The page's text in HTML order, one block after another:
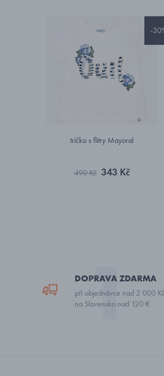
-
tričko s flitry Mayoral
490 Kč 343 Kč
DOPRAVA ZDARMA
při objednávce nad 2 000 Kč
na Slovensko nad 120 €